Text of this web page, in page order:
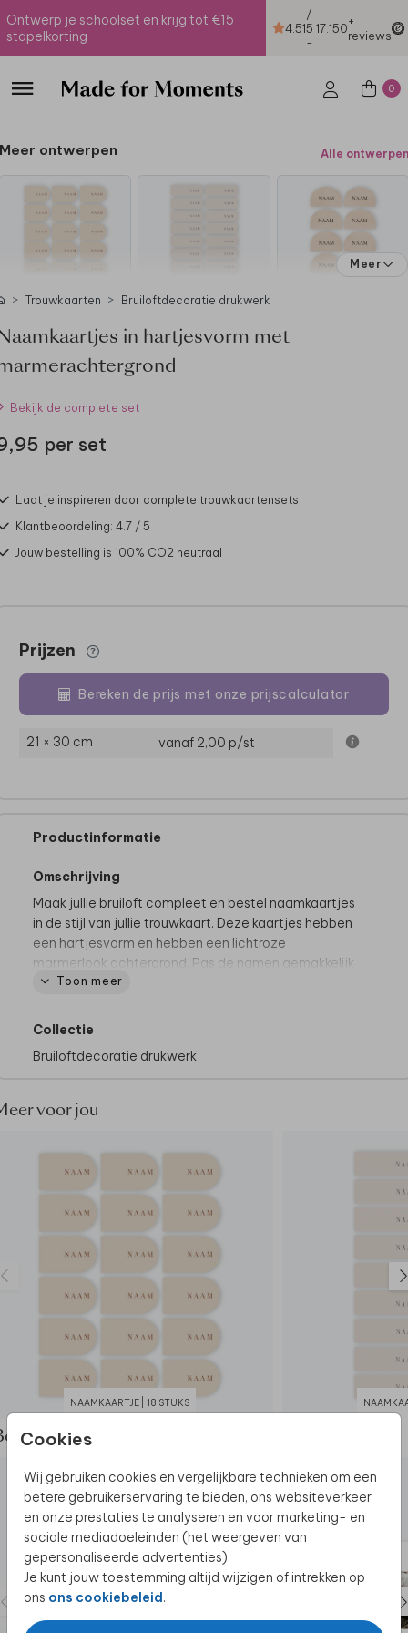
Ontwerp je schoolset en krijg tot €15
stapelkorting
4.51
/
5
-
17.150+
reviews
0
Cookies
Wij gebruiken cookies en vergelijkbare technieken om een
betere gebruikerservaring te bieden, ons websiteverkeer
en onze prestaties te analyseren en voor marketing- en
sociale mediadoeleinden (het weergeven van
gepersonaliseerde advertenties).
Je kunt jouw toestemming altijd wijzigen of intrekken op
ons ons cookiebeleid.
Meer ontwerpen Alle ontwerpen
Meer
Trouwkaarten Bruiloftdecoratie drukwerk
in hartjesvorm met
Bekijk de complete set
per set
Laat je inspireren door complete trouwkaartensets
Klantbeoordeling: 4.7 / 5
Jouw bestelling is 100% CO2 neutraal
Prijzen
Bereken de prijs met onze prijscalculator
21 × 30 cm vanaf 2,00 p/st
Productinformatie
Omschrijving
Maak jullie bruiloft compleet en bestel naamkaartjes
in de stijl van jullie trouwkaart. Deze kaartjes hebben
een hartjesvorm en hebben een lichtroze
marmerlook achtergrond. Pas de namen gemakkelijk
zelf aan in de editor.
De hele collectie bekijken? Je vindt
• 12 stuks per vel
• Enkelzijdig bedrukt
Tip van onze makers:
• Zet de kaartjes op tafel met een
naamkaartjeshouder
• Gebruik de naamkaartjes ook tijdens jullie
ceremonie als plaatskaartjes.
Dit product maakt deel uit van
deze stijl.
Toon meer
Collectie
Bruiloftdecoratie drukwerk
voor jou
NAAMKAARTJE | 18 STUKS
de complete set